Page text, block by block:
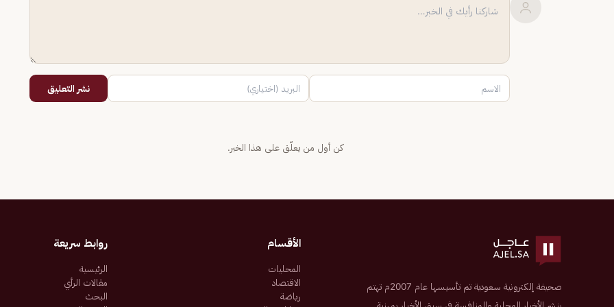
نشر التعليق
كن أول من يعلّق على هذا الخبر.
صحيفة إلكترونية سعودية تم تأسيسها عام 2007م تهتم
الأقسام
المحليات
الاقتصاد
رياضة
روابط سريعة
الرئيسية
مقالات الرأي
البحث